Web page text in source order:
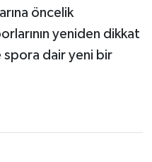
öncelik
yeniden dikkat
spora dair yeni bir